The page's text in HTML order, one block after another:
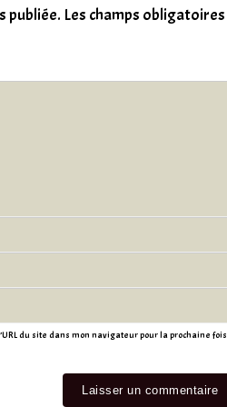
publiée. Les champs obligatoires
du site dans mon navigateur pour la prochaine fois